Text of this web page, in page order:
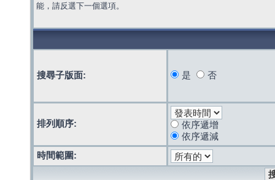
能，請反選下一個選項。
搜尋子版面: 是 否
排列順序:
依序遞增
依序遞減
時間範圍: